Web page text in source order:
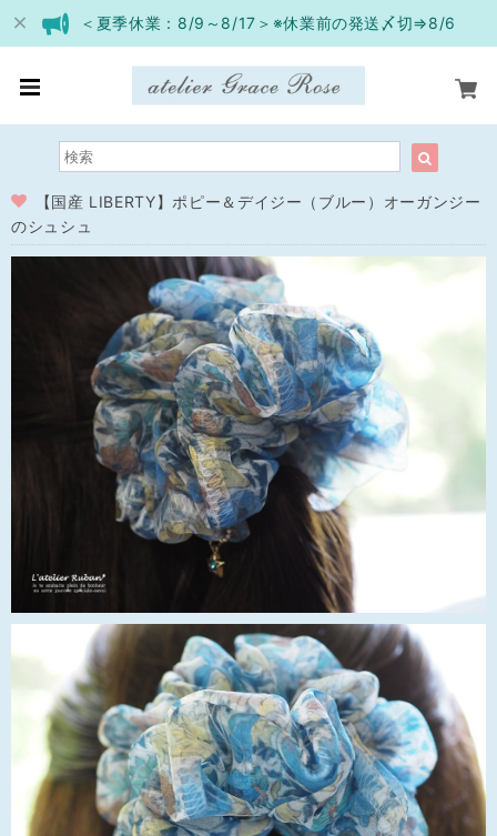
＜夏季休業：8/9～8/17＞※休業前の発送〆切⇒8/6
【国産 LIBERTY】ポピー＆デイジー（ブルー）オーガンジー
のシュシュ